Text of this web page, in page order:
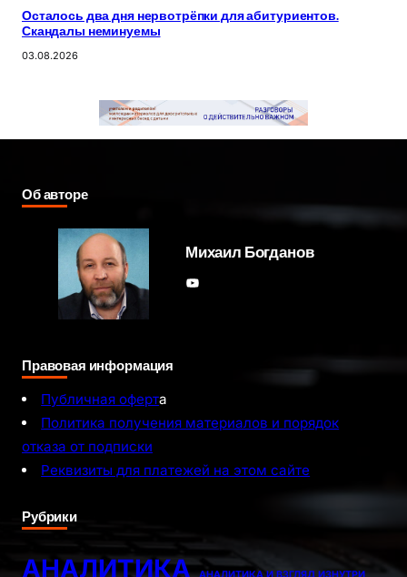
Осталось два дня нервотрёпки для абитуриентов.
Скандалы неминуемы
03.08.2026
Об авторе
Михаил Богданов
YouTube
Правовая информация
Публичная оферта
Политика получения материалов и порядок
отказа от подписки
Реквизиты для платежей на этом сайте
Рубрики
АНАЛИТИКА